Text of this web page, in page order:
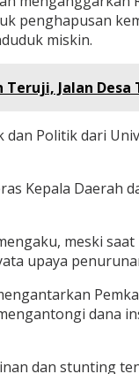
penghapusan
miskin.
Jalan
dan Politik dari
Kepala Daerah
meski
upaya
dana
dan stunting